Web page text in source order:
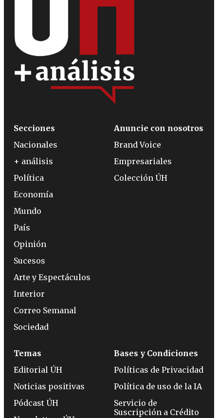
Secciones
Nacionales
+ análisis
Política
Economía
Mundo
País
Opinión
Sucesos
Arte y Espectáculos
Interior
Correo Semanal
Sociedad
Anuncie con nosotros
Brand Voice
Empresariales
Colección ÚH
Temas
Editorial ÚH
Noticias positivas
Pódcast ÚH
Bases y Condiciones
Políticas de Privacidad
Política de uso de la IA
Servicio de
Suscripción a Crédito